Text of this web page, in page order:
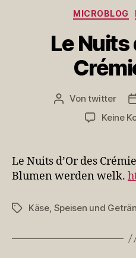
MICROBLOG
Le Nuits
Beitragsautor
Vontwitter
Keine
Le Nuits d’Or des
Blumen werden welk.
Schlagwörter
Käse Speisen und